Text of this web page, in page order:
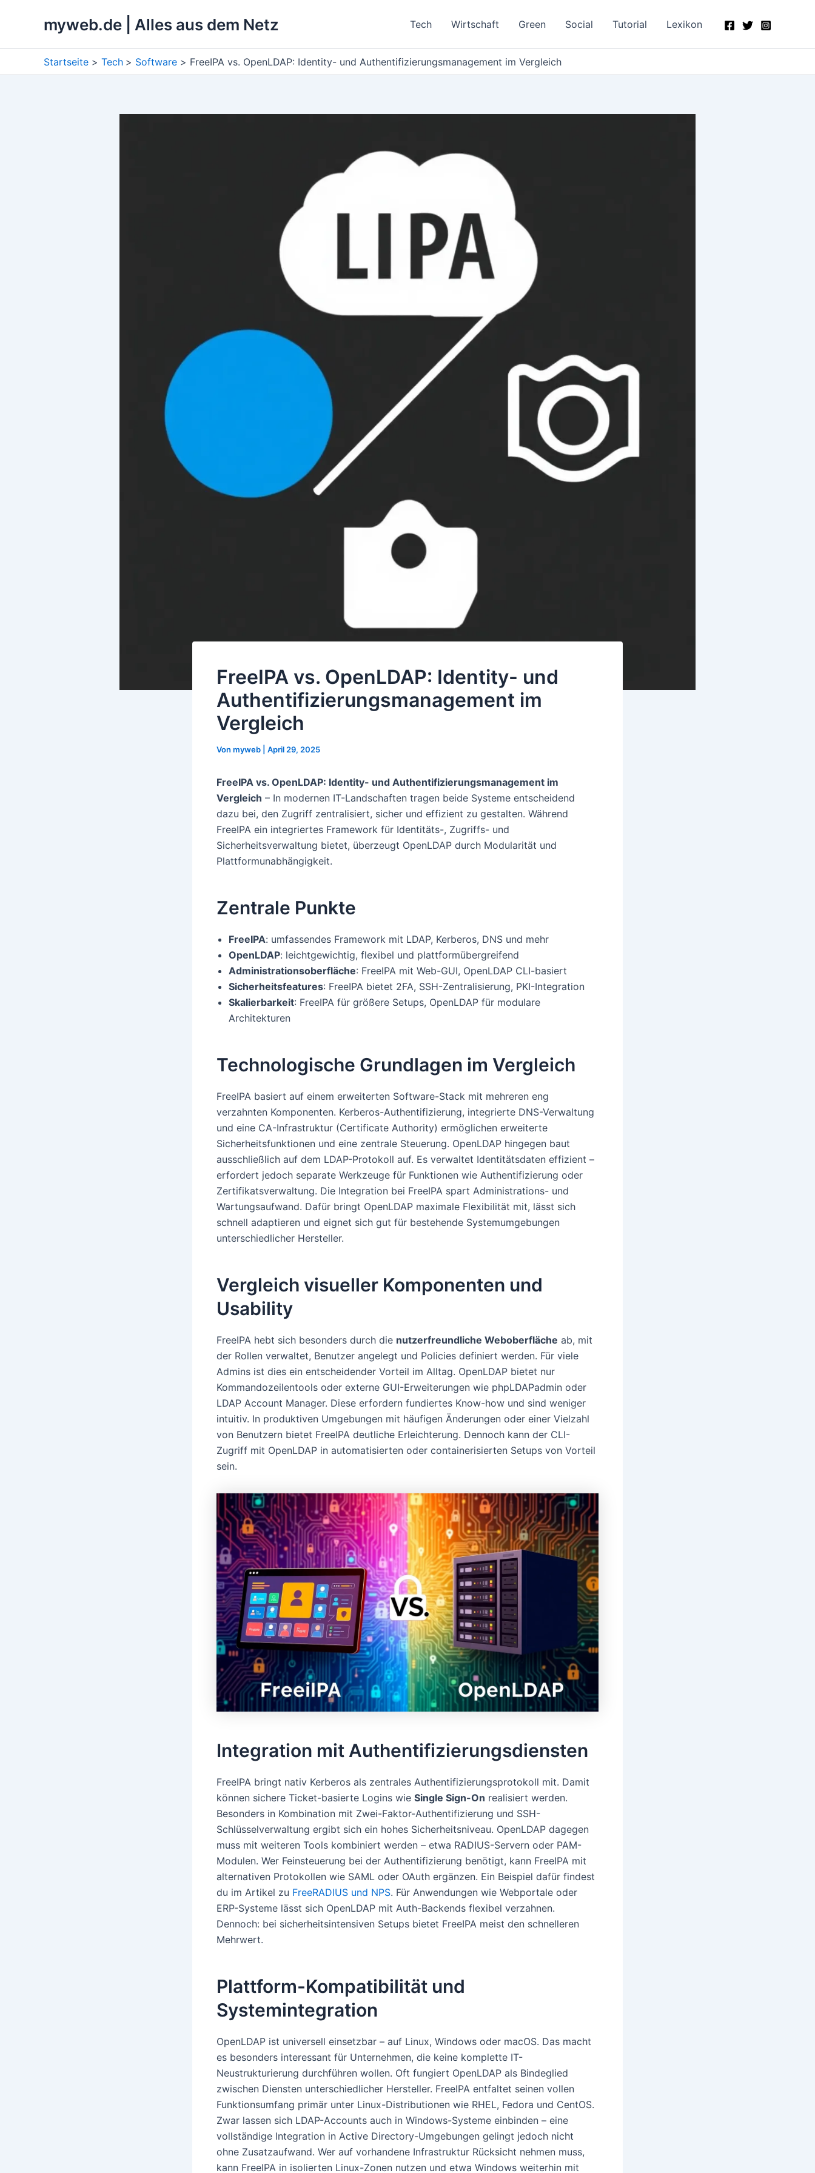
myweb.de | Alles aus dem Netz Tech Wirtschaft Green Social Tutorial Lexikon
Startseite Tech Software FreeIPA vs. OpenLDAP: Identity- und Authentifizierungsmanagement im Vergleich
FreeIPA vs. OpenLDAP: Identity- und
Authentifizierungsmanagement im
Vergleich
Von myweb April 29, 2025
FreeIPA vs. OpenLDAP: Identity- und Authentifizierungsmanagement im
Vergleich – In modernen IT-Landschaften tragen beide Systeme entscheidend
dazu bei, den Zugriff zentralisiert, sicher und effizient zu gestalten. Während
FreeIPA ein integriertes Framework für Identitäts-, Zugriffs- und
Sicherheitsverwaltung bietet, überzeugt OpenLDAP durch Modularität und
Plattformunabhängigkeit.
Zentrale Punkte
FreeIPA: umfassendes Framework mit LDAP, Kerberos, DNS und mehr
OpenLDAP: leichtgewichtig, flexibel und plattformübergreifend
Administrationsoberfläche: FreeIPA mit Web-GUI, OpenLDAP CLI-basiert
Sicherheitsfeatures: FreeIPA bietet 2FA, SSH-Zentralisierung, PKI-Integration
Skalierbarkeit: FreeIPA für größere Setups, OpenLDAP für modulare
Architekturen
Technologische Grundlagen im Vergleich
FreeIPA basiert auf einem erweiterten Software-Stack mit mehreren eng
verzahnten Komponenten. Kerberos-Authentifizierung, integrierte DNS-Verwaltung
und eine CA-Infrastruktur (Certificate Authority) ermöglichen erweiterte
Sicherheitsfunktionen und eine zentrale Steuerung. OpenLDAP hingegen baut
ausschließlich auf dem LDAP-Protokoll auf. Es verwaltet Identitätsdaten effizient –
erfordert jedoch separate Werkzeuge für Funktionen wie Authentifizierung oder
Zertifikatsverwaltung. Die Integration bei FreeIPA spart Administrations- und
Wartungsaufwand. Dafür bringt OpenLDAP maximale Flexibilität mit, lässt sich
schnell adaptieren und eignet sich gut für bestehende Systemumgebungen
unterschiedlicher Hersteller.
Vergleich visueller Komponenten und
Usability
FreeIPA hebt sich besonders durch die nutzerfreundliche Weboberfläche ab, mit
der Rollen verwaltet, Benutzer angelegt und Policies definiert werden. Für viele
Admins ist dies ein entscheidender Vorteil im Alltag. OpenLDAP bietet nur
Kommandozeilentools oder externe GUI-Erweiterungen wie phpLDAPadmin oder
LDAP Account Manager. Diese erfordern fundiertes Know-how und sind weniger
intuitiv. In produktiven Umgebungen mit häufigen Änderungen oder einer Vielzahl
von Benutzern bietet FreeIPA deutliche Erleichterung. Dennoch kann der CLI-
Zugriff mit OpenLDAP in automatisierten oder containerisierten Setups von Vorteil
sein.
Integration mit Authentifizierungsdiensten
FreeIPA bringt nativ Kerberos als zentrales Authentifizierungsprotokoll mit. Damit
können sichere Ticket-basierte Logins wie Single Sign-On realisiert werden.
Besonders in Kombination mit Zwei-Faktor-Authentifizierung und SSH-
Schlüsselverwaltung ergibt sich ein hohes Sicherheitsniveau. OpenLDAP dagegen
muss mit weiteren Tools kombiniert werden – etwa RADIUS-Servern oder PAM-
Modulen. Wer Feinsteuerung bei der Authentifizierung benötigt, kann FreeIPA mit
alternativen Protokollen wie SAML oder OAuth ergänzen. Ein Beispiel dafür findest
du im Artikel zu FreeRADIUS und NPS. Für Anwendungen wie Webportale oder
ERP-Systeme lässt sich OpenLDAP mit Auth-Backends flexibel verzahnen.
Dennoch: bei sicherheitsintensiven Setups bietet FreeIPA meist den schnelleren
Mehrwert.
Plattform-Kompatibilität und
Systemintegration
OpenLDAP ist universell einsetzbar – auf Linux, Windows oder macOS. Das macht
es besonders interessant für Unternehmen, die keine komplette IT-
Neustrukturierung durchführen wollen. Oft fungiert OpenLDAP als Bindeglied
zwischen Diensten unterschiedlicher Hersteller. FreeIPA entfaltet seinen vollen
Funktionsumfang primär unter Linux-Distributionen wie RHEL, Fedora und CentOS.
Zwar lassen sich LDAP-Accounts auch in Windows-Systeme einbinden – eine
vollständige Integration in Active Directory-Umgebungen gelingt jedoch nicht
ohne Zusatzaufwand. Wer auf vorhandene Infrastruktur Rücksicht nehmen muss,
kann FreeIPA in isolierten Linux-Zonen nutzen und etwa Windows weiterhin mit